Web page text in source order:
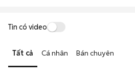
Tin có video
Tất cả Cá nhân Bán chuyên